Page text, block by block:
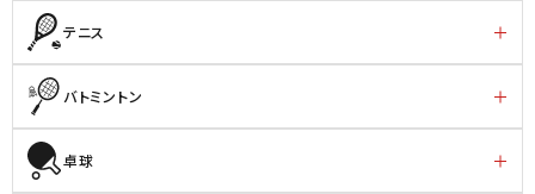
テニス
バトミントン
卓球